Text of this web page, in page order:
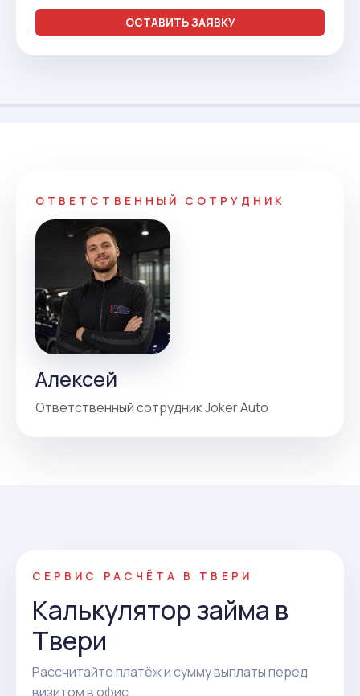
ОСТАВИТЬ ЗАЯВКУ
ОТВЕТСТВЕННЫЙ СОТРУДНИК
Алексей
Ответственный сотрудник Joker Auto
СЕРВИС РАСЧЁТА В ТВЕРИ
Калькулятор займа в
Твери
Рассчитайте платёж и сумму выплаты перед
визитом в офис